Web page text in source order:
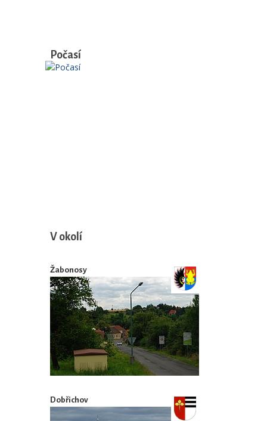
Počasí
V okolí
Žabonosy
Dobřichov